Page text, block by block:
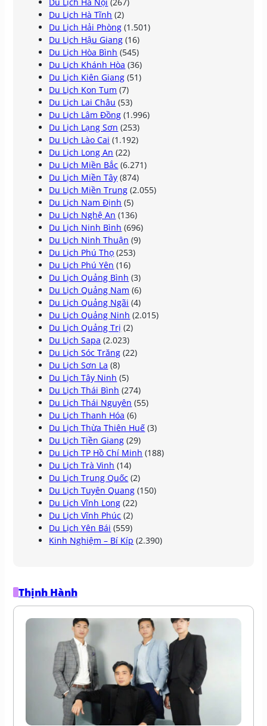
Du Lịch Hà Tĩnh (2)
Du Lịch Hải Phòng (1.501)
Du Lịch Hậu Giang (16)
Du Lịch Hòa Bình (545)
Du Lịch Khánh Hòa (36)
Du Lịch Kiên Giang (51)
Du Lịch Kon Tum (7)
Du Lịch Lai Châu (53)
Du Lịch Lâm Đồng (1.996)
Du Lịch Lạng Sơn (253)
Du Lịch Lào Cai (1.192)
Du Lịch Long An (22)
Du Lịch Miền Bắc (6.271)
Du Lịch Miền Tây (874)
Du Lịch Miền Trung (2.055)
Du Lịch Nam Định (5)
Du Lịch Nghệ An (136)
Du Lịch Ninh Bình (696)
Du Lịch Ninh Thuận (9)
Du Lịch Phú Thọ (253)
Du Lịch Phú Yên (16)
Du Lịch Quảng Bình (3)
Du Lịch Quảng Nam (6)
Du Lịch Quảng Ngãi (4)
Du Lịch Quảng Ninh (2.015)
Du Lịch Quảng Trị (2)
Du Lịch Sapa (2.023)
Du Lịch Sóc Trăng (22)
Du Lịch Sơn La (8)
Du Lịch Tây Ninh (5)
Du Lịch Thái Bình (274)
Du Lịch Thái Nguyên (55)
Du Lịch Thanh Hóa (6)
Du Lịch Thừa Thiên Huế (3)
Du Lịch Tiền Giang (29)
Du Lịch TP Hồ Chí Minh (188)
Du Lịch Trà Vinh (14)
Du Lịch Trung Quốc (2)
Du Lịch Tuyên Quang (150)
Du Lịch Vĩnh Long (22)
Du Lịch Vĩnh Phúc (2)
Du Lịch Yên Bái (559)
Kinh Nghiệm – Bí Kíp (2.390)
Thịnh Hành